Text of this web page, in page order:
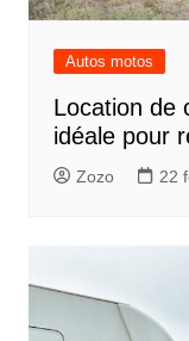
Autos motos
Location de
idéale pour
Zozo 22